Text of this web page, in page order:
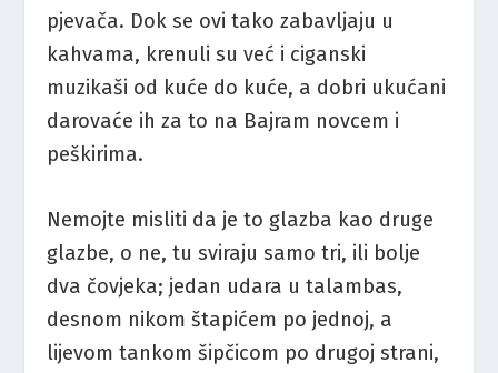
pjevača. Dok se ovi tako zabavljaju u
kahvama, krenuli su već i ciganski
muzikaši od kuće do kuće, a dobri ukućani
darovaće ih za to na Bajram novcem i
peškirima.
Nemojte misliti da je to glazba kao druge
glazbe, o ne, tu sviraju samo tri, ili bolje
dva čovjeka; jedan udara u talambas,
desnom nikom štapićem po jednoj, a
lijevom tankom šipčicom po drugoj strani,